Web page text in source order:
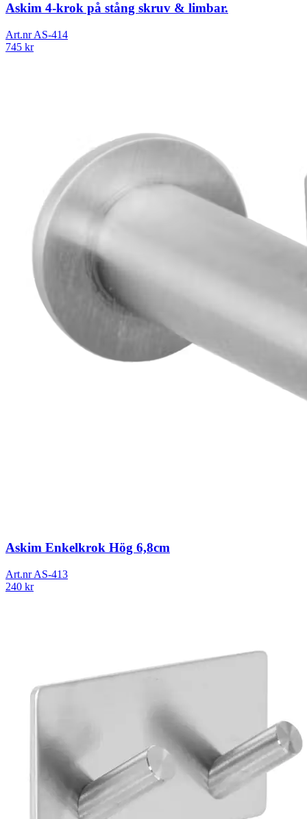
Askim 4-krok på stång skruv & limbar.
Art.nrAS-414
745 kr
Askim Enkelkrok Hög 6,8cm
Art.nrAS-413
240 kr